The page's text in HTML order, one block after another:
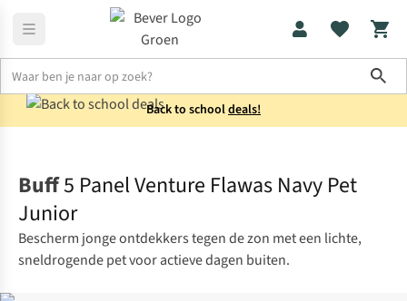
Back to schooldeals!
Buff5 Panel Venture Flawas Navy Pet
Junior
Bescherm jonge ontdekkers tegen de zon met een lichte,
sneldrogende pet voor actieve dagen buiten.